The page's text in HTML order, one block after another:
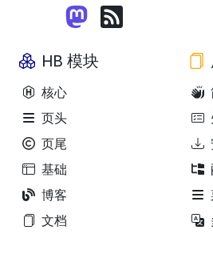
HB 模块
核心
页头
页尾
基础
博客
文档